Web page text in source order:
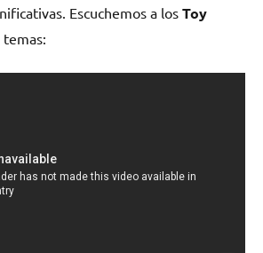
Escuchemos a los Toy
temas: